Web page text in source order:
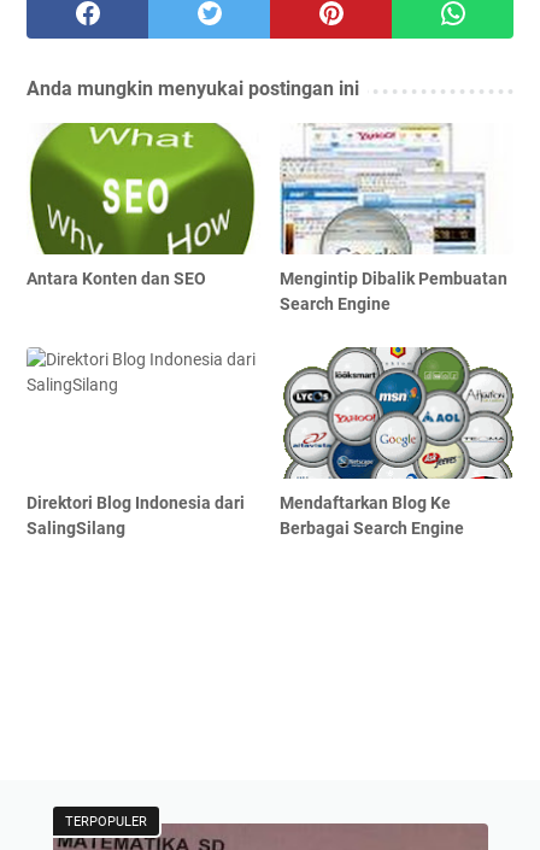
Anda mungkin menyukai postingan ini
Antara Konten dan SEO
Mengintip Dibalik Pembuatan
Search Engine
Direktori Blog Indonesia dari
SalingSilang
Mendaftarkan Blog Ke
Berbagai Search Engine
TERPOPULER